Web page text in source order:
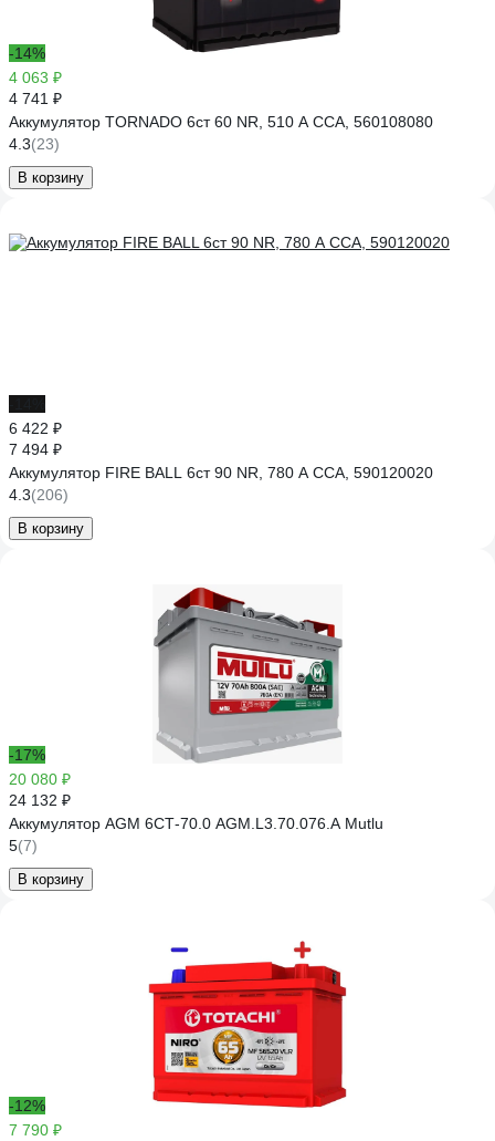
-14%
4 063 ₽
4 741 ₽
Аккумулятор TORNADO 6ст 60 NR, 510 А CCA, 560108080
4.3(23)
В корзину
6 422 ₽
7 494 ₽
Аккумулятор FIRE BALL 6ст 90 NR, 780 А CCA, 590120020
4.3(206)
В корзину
-17%
20 080 ₽
24 132 ₽
Аккумулятор AGM 6СТ-70.0 AGM.L3.70.076.A Mutlu
5(7)
В корзину
-12%
7 790 ₽